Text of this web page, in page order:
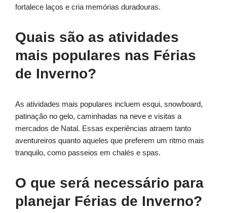
fortalece laços e cria memórias duradouras.
Quais são as atividades
mais populares nas Férias
de Inverno?
As atividades mais populares incluem esqui, snowboard,
patinação no gelo, caminhadas na neve e visitas a
mercados de Natal. Essas experiências atraem tanto
aventureiros quanto aqueles que preferem um ritmo mais
tranquilo, como passeios em chalés e spas.
O que será necessário para
planejar Férias de Inverno?